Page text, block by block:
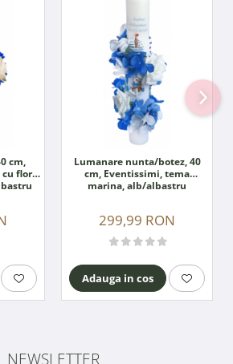
cm,
flori
Lumanare nunta/botez, 40
cm, Eventissimi, tema
marina, alb/albastru
299,99 RON
Adauga in cos
NEWSLETTER